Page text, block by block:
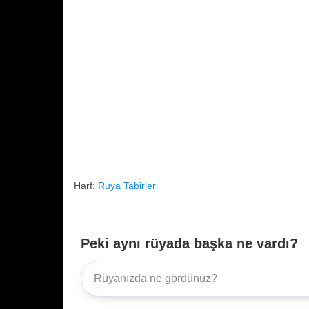
Harf: Rüya Tabirleri
Peki aynı rüyada başka ne vardı?